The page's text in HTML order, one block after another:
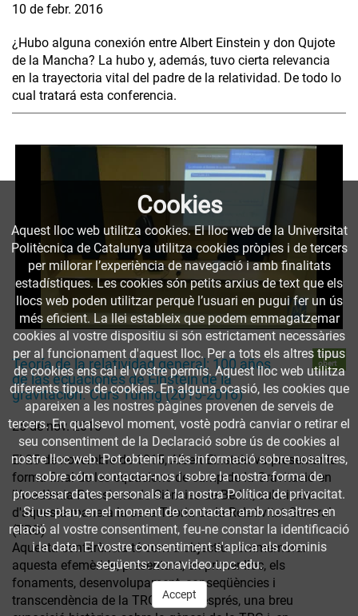
10 de febr. 2016
¿Hubo alguna conexión entre Albert Einstein y don Qujote
de la Mancha? La hubo y, además, tuvo cierta relevancia
en la trayectoria vital del padre de la relatividad. De todo lo
cual tratará esta conferencia.
Teoría de la relatividad general: 100 años
de las ecuaciones de Einstein de la
gravitación. Curs Turing (2015-2016)
Accés
obert
25 de nov. 2015
El 25 de novembre de 1915, Albert Einstein va presentar la
forma final de les equacions de camp de la Gravitació en
l'Acadèmia Prussiana de Ciències de Berlín, culminant
d'aquesta manera la seva Teoria de la Relativitat General
(TRG)
Aquesta conferència té com a objectiu commemorar
aquesta efemèride; presentant, en primer lloc, els
fonaments, desenvolupament, conseqüències i
transcendència de la TRG i fent, després, una breu
Cookies
Aquest lloc web utilitza cookies. El lloc web de la Universitat
Politècnica de Catalunya utilitza cookies pròpies i de tercers
per millorar l’experiència de navegació i amb finalitats
estadístiques. Les cookies són petits arxius de text que els
llocs web poden utilitzar perquè l’usuari en pugui fer un ús
més eficient. La llei estableix que podem emmagatzemar
cookies al vostre dispositiu si són estrictament necessàries
per al funcionament d'aquest lloc. Per a tots els altres tipus
de cookies ens cal el vostre permís. Aquest lloc web utilitza
diferents tipus de cookies. En alguna ocasió, les cookies que
apareixen a les nostres pàgines provenen de serveis de
tercers. En qualsevol moment, vostè podrà canviar o retirar el
seu consentiment de la Declaració sobre ús de cookies al
nostre lloc web. Pot obtenir més informació sobre nosaltres,
sobre cóm contactar-nos i sobre la nostra forma de
processar dates personals a la nostra Política de privacitat.
Si us plau, en el moment de contactar amb nosaltres en
relació al vostre consentiment, feu-ne constar la identificació
i la data. El vostre consentiment s'aplica als dominis
següents: zonavideo.upc.edu.
Accept